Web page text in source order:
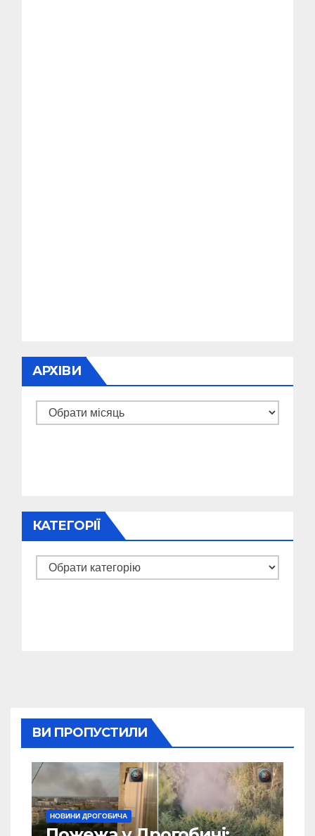
АРХІВИ
Архіви
КАТЕГОРІЇ
Категорії
ВИ ПРОПУСТИЛИ
НОВИНИ ДРОГОБИЧА